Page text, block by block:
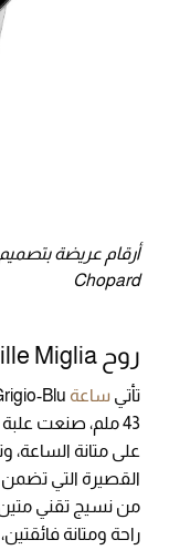
أرقام عريضة
Chopard
روح Mille Miglia على المعصم
تأتي ساعة
43 ملم، صنعت
على متانة الساعة،
القصيرة التي
من نسيج تقني
راحة ومتانة